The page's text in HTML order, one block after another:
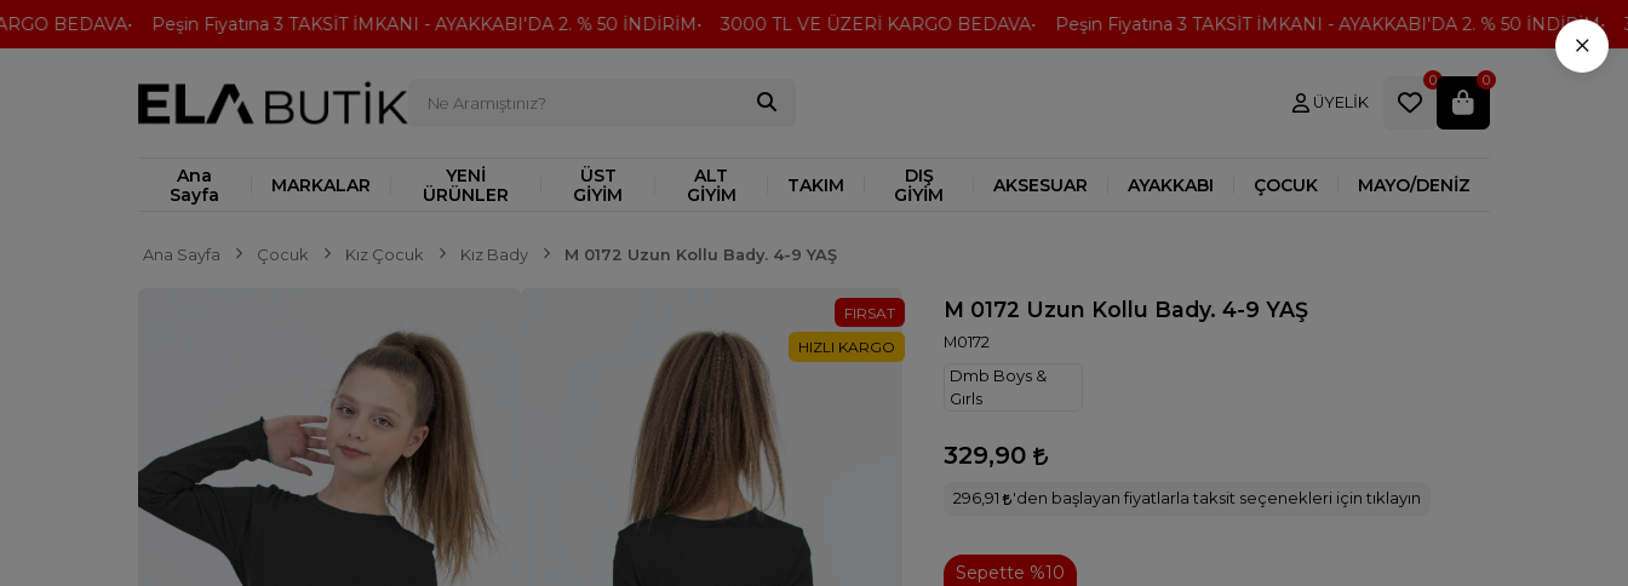
BEDAVA Peşin Fiyatına 3 TAKSİT İMKANI - AYAKKABI'DA 2. % 50 İNDİRİM 3000 TL VE ÜZERİ KARGO BEDAVA Peşin Fiyatına 3 TAKSİT İMKANI - AYAKKABI'DA 2. % 50 İNDİRİM
ÜYELIK
0 0
Ana
Sayfa
MARKALAR
YENİ
ÜRÜNLER
ÜST
GİYİM
ALT
GİYİM
TAKIM
DIŞ
GİYİM
AKSESUAR AYAKKABI ÇOCUK MAYO/DENİZ
Ana Sayfa Çocuk Kız Çocuk Kız Bady M 0172 Uzun Kollu Bady. 4-9 YAŞ
FIRSAT
HIZLI KARGO
M 0172 Uzun Kollu Bady. 4-9 YAŞ
M0172
Dmb Boys &
Gırls
329,90
296,91 'den başlayan fiyatlarla taksit seçenekleri için tıklayın
Sepette %10
×